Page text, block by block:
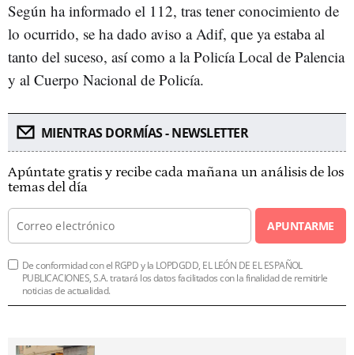
Según ha informado el 112, tras tener conocimiento de
lo ocurrido, se ha dado aviso a Adif, que ya estaba al
tanto del suceso, así como a la Policía Local de Palencia
y al Cuerpo Nacional de Policía.
MIENTRAS DORMÍAS - NEWSLETTER
Apúntate gratis y recibe cada mañana un análisis de los
temas del día
APUNTARME
De conformidad con el RGPD y la LOPDGDD, EL LEÓN DE EL ESPAÑOL
PUBLICACIONES, S.A. tratará los datos facilitados con la finalidad de remitirle
noticias de actualidad.